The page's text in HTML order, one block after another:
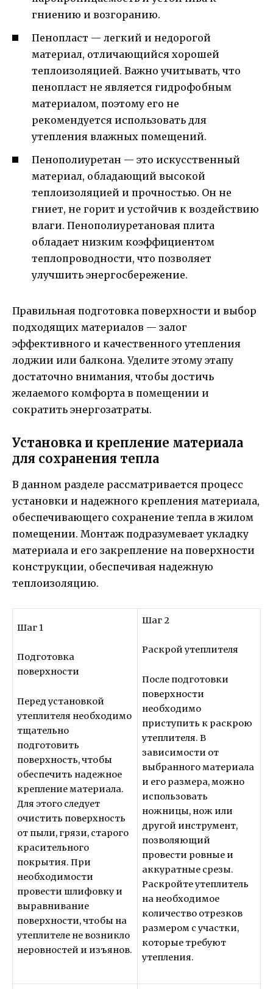
гниению и возгоранию.
Пенопласт — легкий и недорогой
материал, отличающийся хорошей
теплоизоляцией. Важно учитывать, что
пенопласт не является гидрофобным
материалом, поэтому его не
рекомендуется использовать для
утепления влажных помещений.
Пенополиуретан — это искусственный
материал, обладающий высокой
теплоизоляцией и прочностью. Он не
гниет, не горит и устойчив к воздействию
влаги. Пенополиуретановая плита
обладает низким коэффициентом
теплопроводности, что позволяет
улучшить энергосбережение.
Правильная подготовка поверхности и выбор
подходящих материалов — залог
эффективного и качественного утепления
лоджии или балкона. Уделите этому этапу
достаточно внимания, чтобы достичь
желаемого комфорта в помещении и
сократить энергозатраты.
Установка и крепление материала
для сохранения тепла
В данном разделе рассматривается процесс
установки и надежного крепления материала,
обеспечивающего сохранение тепла в жилом
помещении. Монтаж подразумевает укладку
материала и его закрепление на поверхности
конструкции, обеспечивая надежную
теплоизоляцию.
Шаг 1
Подготовка
поверхности
Перед установкой
утеплителя необходимо
тщательно
подготовить
поверхность, чтобы
обеспечить надежное
крепление материала.
Для этого следует
очистить поверхность
от пыли, грязи, старого
красительного
покрытия. При
необходимости
провести шлифовку и
выравнивание
поверхности, чтобы на
утеплителе не возникло
неровностей и изъянов.
Шаг 2
Раскрой утеплителя
После подготовки
поверхности
необходимо
приступить к раскрою
утеплителя. В
зависимости от
выбранного материала
и его размера, можно
использовать
ножницы, нож или
другой инструмент,
позволяющий
провести ровные и
аккуратные срезы.
Раскройте утеплитель
на необходимое
количество отрезков
размером с участки,
которые требуют
утепления.